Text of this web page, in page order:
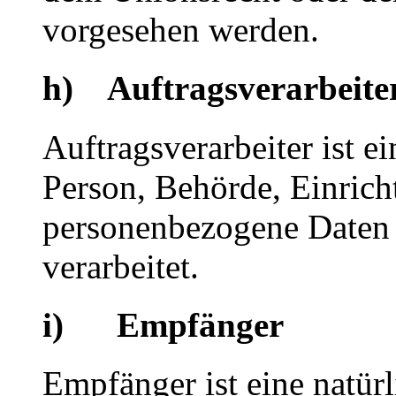
vorgesehen werden.
h)
Auftragsverarbeiter ist
Person, Behörde,
personenbezogene
verarbeitet.
i) Empfänger
Empfänger ist eine